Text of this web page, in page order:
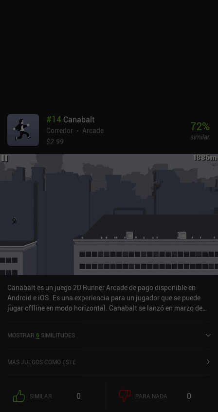
#14 Canabalt
Corredor
Arcade
$2.99
72%
similar
Canabalt es un juego 2D Runner Arcade de pago disponible en
Android e iOS. Es una experiencia para un jugador que se puede
jugar offline en modo horizontal. Canabalt se lanzó en marzo de
MOSTRAR 6 SIMILITUDES
MÁS JUEGOS COMO ESTE
SIMILAR 0 PARA NADA 0